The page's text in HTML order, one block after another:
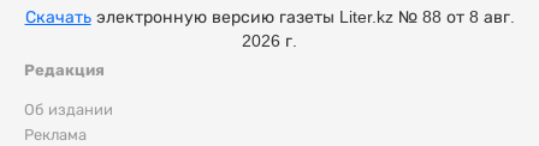
Редакция
Об издании
Реклама
Скачатьэлектронную версию газеты Liter.kz № 88 от 8 авг.
2026 г.